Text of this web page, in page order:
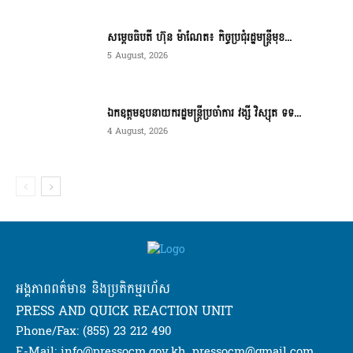
សម្ដេចធិបតី ហ៊ុន ម៉ាណែត៖ កិច្ចប្រជុំរដ្ឋមន្ត្រីមុខ...
5 August, 2026
ឯកឧត្តមឧបនាយករដ្ឋមន្ត្រីប្រចាំការ វង្សី វិស្សុត ទទ...
4 August, 2026
អង្គភាពពត៌មាន និងប្រតិកម្មរហ័ស
PRESS AND QUICK REACTION UNIT
Phone/Fax: (855) 23 212 490